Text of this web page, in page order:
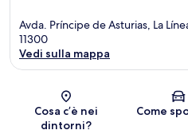
Avda. Príncipe de Asturias, La
11300
Vedi sulla mappa
Cosa c’è nei
dintorni?
Come